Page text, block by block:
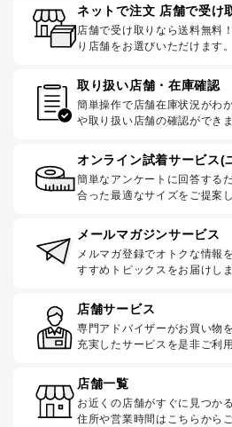
ネットで注文 店舗で受け
店舗で受け取りなら送料無料
り店舗をお選びいただけます。
取り扱い店舗・在庫確認
簡単操作で店舗在庫状況がわ
や取り扱い店舗の確認ができま
オンライン試着サービス(
簡単なアンケートに回答する
合った最適なサイズをご提案し
メールマガジンサービス
メルマガ登録でオトクな情報
すすめトピックスをお届けしま
店舗サービス
専門アドバイザーがお買い物
充実したサービスを是非ご利
店舗一覧
お近くの店舗がすぐに見つかる
住所や営業時間はこちらから